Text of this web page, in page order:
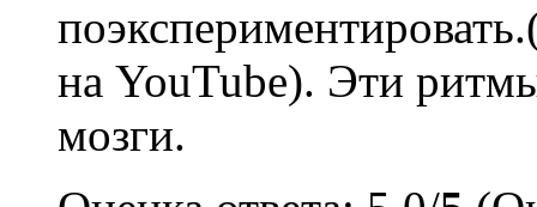
на YouTube). Эти
мозги.